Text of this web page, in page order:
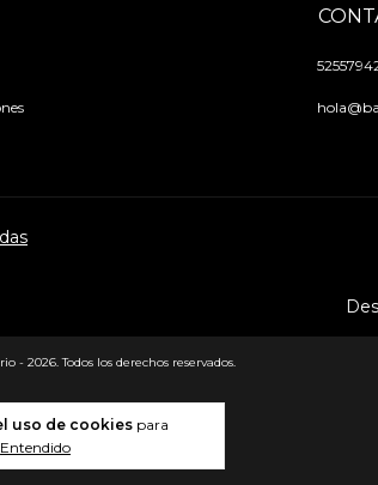
uso de cookies para
Entendido
- 2026. Todos los derechos reservados.